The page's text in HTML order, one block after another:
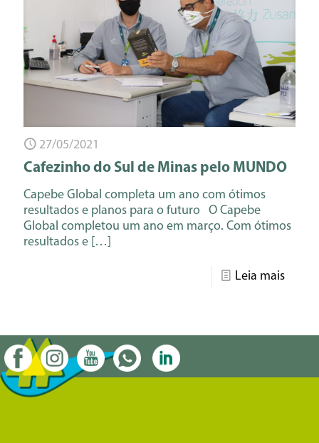
27/05/2021
Cafezinho do Sul de Minas pelo MUNDO
Capebe Global completa um ano com ótimos
resultados e planos para o futuro O Capebe
Global completou um ano em março. Com ótimos
resultados e […]
Leia mais